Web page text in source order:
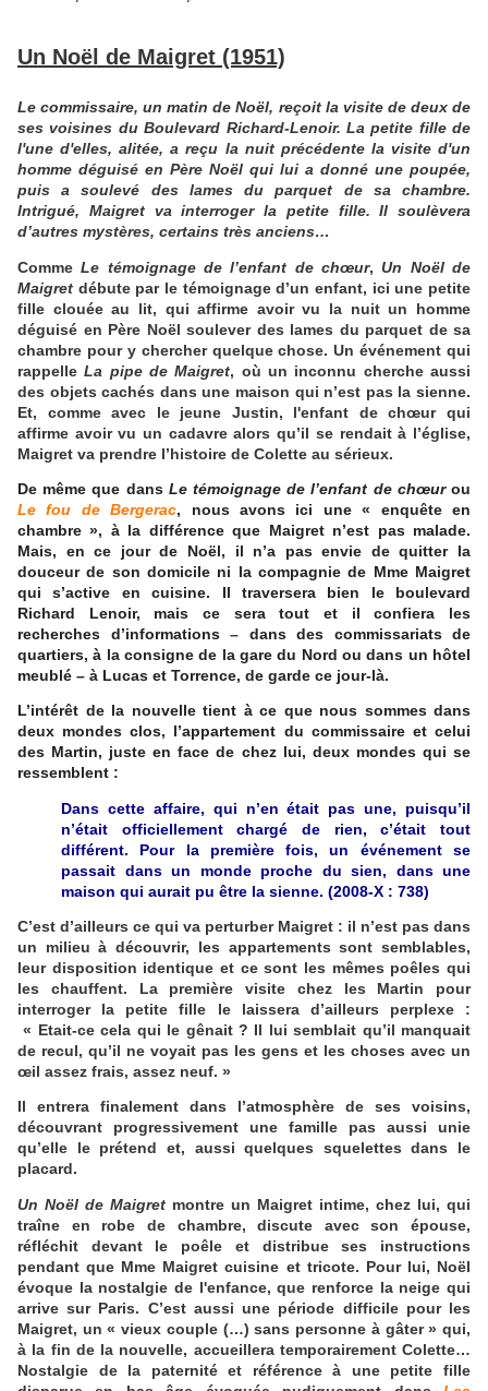
Un Noël de Maigret (1951)
Le commissaire, un matin de Noël, reçoit la visite de deux de
ses voisines du Boulevard Richard-Lenoir. La petite fille de
l'une d'elles, alitée, a reçu la nuit précédente la visite d'un
homme déguisé en Père Noël qui lui a donné une poupée,
puis a soulevé des lames du parquet de sa chambre.
Intrigué, Maigret va interroger la petite fille. Il soulèvera
d’autres mystères, certains très anciens…
CommeLe témoignage de l’enfant de chœur,Un Noël de
Maigret débute par le témoignage d’un enfant, ici une petite
fille clouée au lit, qui affirme avoir vu la nuit un homme
déguisé en Père Noël soulever des lames du parquet de sa
chambre pour y chercher quelque chose. Un événement qui
rappelleLa pipe de Maigret, où un inconnu cherche aussi
des objets cachés dans une maison qui n’est pas la sienne.
Et, comme avec le jeune Justin, l'enfant de chœur qui
affirme avoir vu un cadavre alors qu’il se rendait à l’église,
Maigret va prendre l’histoire de Colette au sérieux.
De même que dans Le témoignage de l’enfant de chœurou
Le fou de Bergerac, nous avons ici une « enquête en
chambre », à la différence que Maigret n’est pas malade.
Mais, en ce jour de Noël, il n’a pas envie de quitter la
douceur de son domicile ni la compagnie de Mme Maigret
qui s’active en cuisine. Il traversera bien le boulevard
Richard Lenoir, mais ce sera tout et il confiera les
recherches d’informations – dans des commissariats de
quartiers, à la consigne de la gare du Nord ou dans un hôtel
meublé – à Lucas et Torrence, de garde ce jour-là.
L’intérêt de la nouvelle tient à ce que nous sommes dans
deux mondes clos, l’appartement du commissaire et celui
des Martin, juste en face de chez lui, deux mondes qui se
ressemblent :
Dans cette affaire, qui n’en était pas une, puisqu’il
n’était officiellement chargé de rien, c’était tout
différent. Pour la première fois, un événement se
passait dans un monde proche du sien, dans une
maison qui aurait pu être la sienne. (2008-X : 738)
C’est d’ailleurs ce qui va perturber Maigret : il n’est pas dans
un milieu à découvrir, les appartements sont semblables,
leur disposition identique et ce sont les mêmes poêles qui
les chauffent. La première visite chez les Martin pour
interroger la petite fille le laissera d’ailleurs perplexe :
« Etait-ce cela qui le gênait ? Il lui semblait qu’il manquait
de recul, qu’il ne voyait pas les gens et les choses avec un
œil assez frais, assez neuf. »
Il entrera finalement dans l’atmosphère de ses voisins,
découvrant progressivement une famille pas aussi unie
qu’elle le prétend et, aussi quelques squelettes dans le
placard.
Un Noël de Maigret montre un Maigret intime, chez lui, qui
traîne en robe de chambre, discute avec son épouse,
réfléchit devant le poêle et distribue ses instructions
pendant que Mme Maigret cuisine et tricote. Pour lui, Noël
évoque la nostalgie de l'enfance, que renforce la neige qui
arrive sur Paris. C’est aussi une période difficile pour les
Maigret, un « vieux couple (…) sans personne à gâter » qui,
à la fin de la nouvelle, accueillera temporairement Colette…
Nostalgie de la paternité et référence à une petite fille